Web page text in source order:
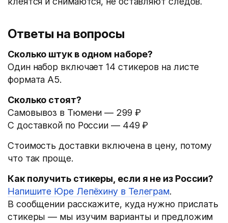
Ответы на вопросы
Сколько штук в одном наборе?
Один набор включает 14 стикеров на листе
формата А5.
Сколько стоят?
Самовывоз в Тюмени — 299 ₽
С доставкой по России — 449 ₽
Стоимость доставки включена в цену, потому
что так проще.
Как получить стикеры, если я не из России?
Напишите Юре Лепёхину в Телеграм.
В сообщении расскажите, куда нужно прислать
стикеры — мы изучим варианты и предложим